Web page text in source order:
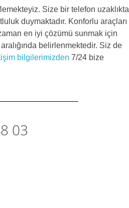
Size bir telefon uzaklıkta
duymaktadır. Konforlu araçları
en iyi çözümü sunmak için
belirlenmektedir. Siz de
bilgilerimizden 7/24 bize
03